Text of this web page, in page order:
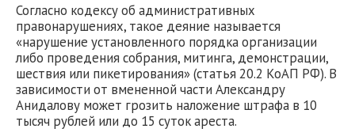
Согласно кодексу об административных
правонарушениях, такое деяние называется
«нарушение установленного порядка организации
либо проведения собрания, митинга, демонстрации,
шествия или пикетирования» (статья 20.2 КоАП РФ). В
зависимости от вмененной части Александру
Анидалову может грозить наложение штрафа в 10
тысяч рублей или до 15 суток ареста.